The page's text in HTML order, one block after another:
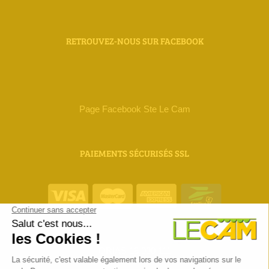
RETROUVEZ-NOUS SUR FACEBOOK
Page Facebook Ste Le Cam
PAIEMENTS SÉCURISÉS SSL